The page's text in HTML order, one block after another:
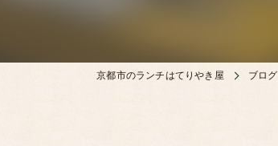
京都市のランチはてりやき屋 ブログ